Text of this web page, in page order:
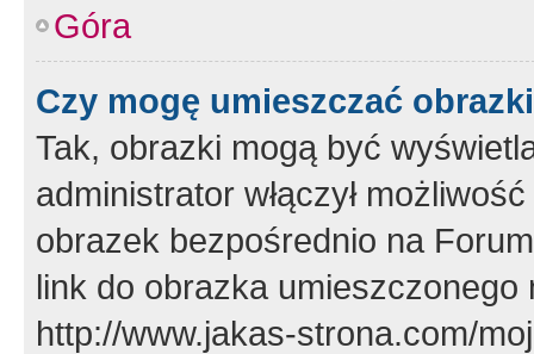
Góra
Czy mogę umieszczać
Tak, obrazki mogą być
administrator włączył
obrazek bezpośrednio na
link do obrazka
http://www.jakas-strona.com/